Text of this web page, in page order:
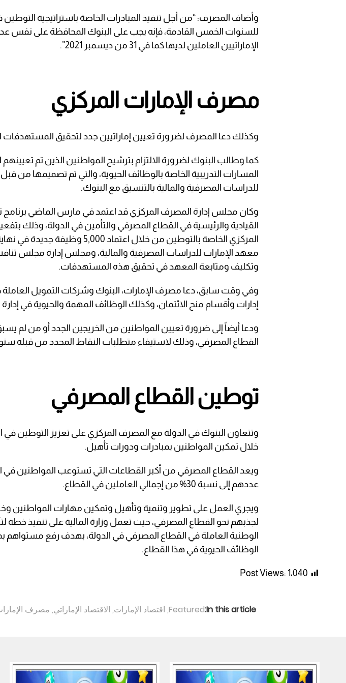
وأضاف المصرف: “من أجل تنفيذ المبادرات الخاصة باستراتيجية
للسنوات الخمس القادمة، فإنه يجب على البنوك المحافظة على نفس
الإماراتيين العاملين لديها كما في 31 من ديسمبر 2021”.
مصرف الإمارات المركزي
وكذلك دعا المصرف لضرورة تعيين إماراتيين جدد لتحقيق المستهدفات
كما وطالب البنوك لضرورة الالتزام بترشيح المواطنين الذين تم
المسارات التدريبية الخاصة بالوظائف الحيوية، والتي تم تصميمها من
للدراسات المصرفية والمالية بالتنسيق مع البنوك.
وكان مجلس إدارة المصرف المركزي قد اعتمد في مارس الماضي
القيادية والرئيسية في القطاع المصرفي والتأمين في الدولة، وذلك
معهد الإمارات للدراسات المصرفية والمالية، ومجلس إدارة مجلس
وتكليف ومتابعة المعهد في تحقيق هذه المستهدفات.
وفي وقت سابق، دعا مصرف الإمارات، البنوك وشركات التمويل العاملة
إدارات وأقسام منح الائتمان، وكذلك الوظائف المهمة والحيوية في
ودعا أيضاً إلى ضرورة تعيين المواطنين من الخريجين الجدد أو من لم
القطاع المصرفي، وذلك لاستيفاء متطلبات النقاط المحدد من قبله
توطين القطاع المصرفي
وتتعاون البنوك في الدولة مع المصرف المركزي على تعزيز التوطين
خلال تمكين المواطنين بمبادرات ودورات تأهيل.
ويعد القطاع المصرفي من أكبر القطاعات التي تستوعب المواطنين
عددهم إلى نسبة 30% من إجمالي العاملين في القطاع.
ويجري العمل على تطوير وتنمية وتأهيل وتمكين مهارات المواطنين
لجذبهم نحو القطاع المصرفي، حيث تعمل وزارة المالية على تنفيذ خطة
الوطنية العاملة في القطاع المصرفي في الدولة، بهدف رفع مستواهم
الوظائف الحيوية في هذا القطاع.
Post Views: 1٬040
In this article:
Featured
, اقتصاد الإمارات, الاقتصاد الإماراتي, مصرف